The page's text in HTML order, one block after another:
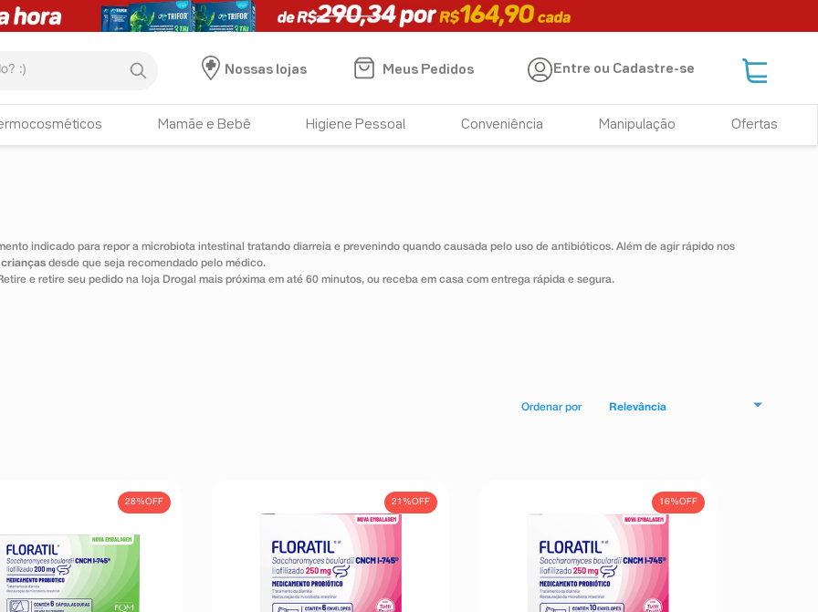
Nossas lojas
Meus Pedidos Entre ou Cadastre-se
Mamãe e Bebê Higiene Pessoal Conveniência Manipulação Ofertas
indicado para repor a microbiota intestinal tratando diarreia e prevenindo quando causada pelo uso de antibióticos. Além de agir rápido nos
crianças desde que seja recomendado pelo médico.
e retire seu pedido na loja Drogal mais próxima em até 60 minutos, ou receba em casa com entrega rápida e segura.
Relevância
28%OFF 21%OFF 16%OFF